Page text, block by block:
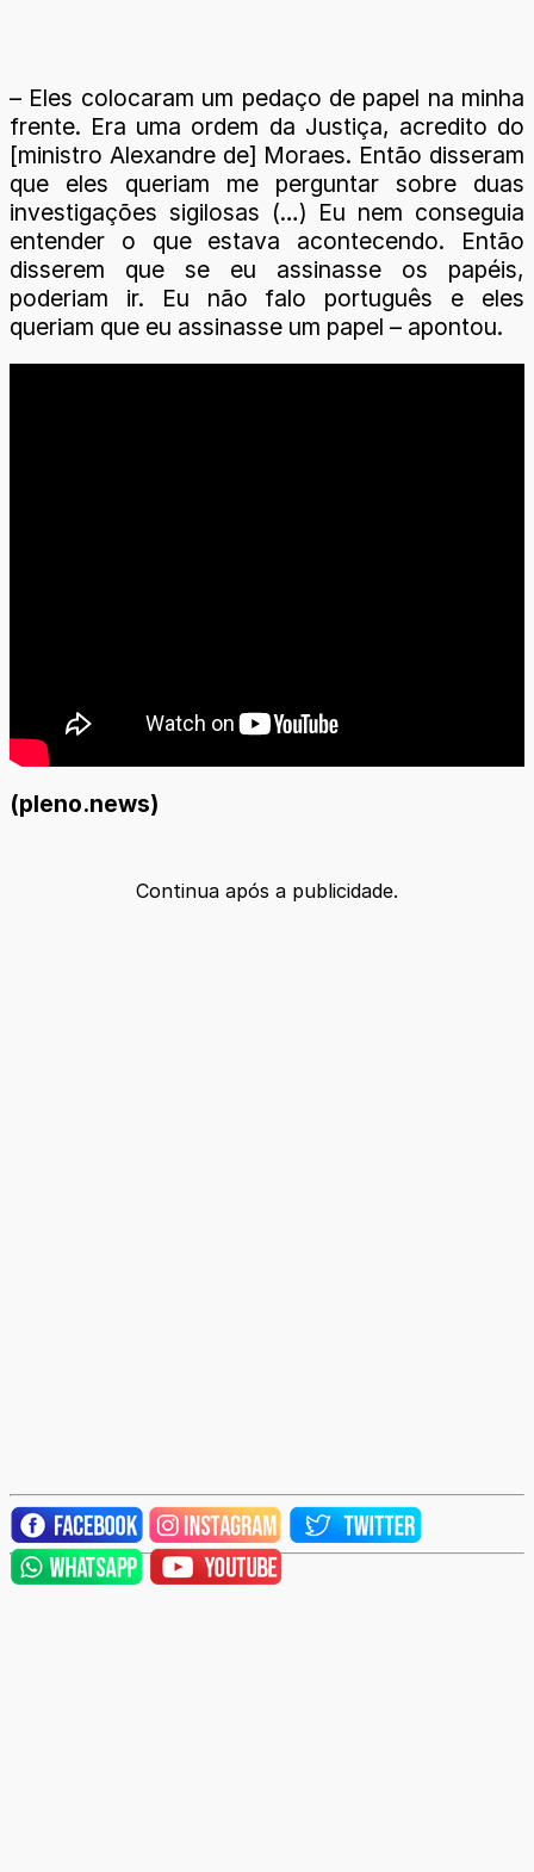
– Eles colocaram um pedaço de papel na minha
frente. Era uma ordem da Justiça, acredito do
[ministro Alexandre de] Moraes. Então disseram
que eles queriam me perguntar sobre duas
investigações sigilosas (…) Eu nem conseguia
entender o que estava acontecendo. Então
disserem que se eu assinasse os papéis,
poderiam ir. Eu não falo português e eles
queriam que eu assinasse um papel – apontou.
(pleno.news)
Continua após a publicidade.